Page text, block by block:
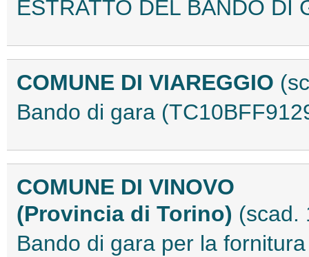
ESTRATTO DEL BANDO DI
COMUNE DI VIAREGGIO
Bando di gara
COMUNE DI VINOVO
(Provincia di Torino) (scad.
Bando di gara per la